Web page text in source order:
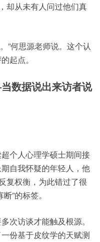
却从未有人问过他们真
”何思源老师说。这个认
起点。
数据说出来访者说
个人心理学硕士期间接
自我怀疑的年轻人，他
复权衡，为此错过了很
”的标签。
次访谈才能触及根源。
份基于皮纹学的天赋测